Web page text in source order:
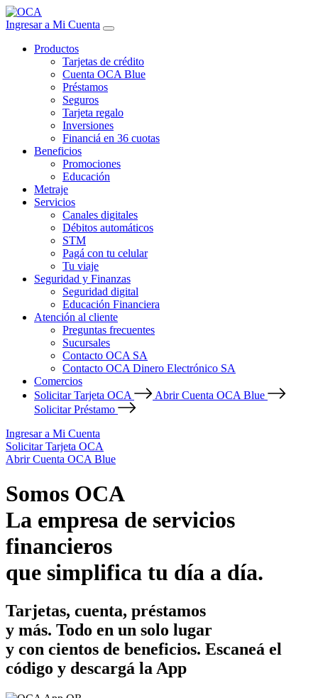
Ingresar a Mi Cuenta
Productos
Tarjetas de crédito
Cuenta OCA Blue
Préstamos
Seguros
Tarjeta regalo
Inversiones
Financiá en 36 cuotas
Beneficios
Promociones
Educación
Metraje
Servicios
Canales digitales
Débitos automáticos
STM
Pagá con tu celular
Tu viaje
Seguridad y Finanzas
Seguridad digital
Educación Financiera
Atención al cliente
Preguntas frecuentes
Sucursales
Contacto OCA SA
Contacto OCA Dinero Electrónico SA
Comercios
Solicitar Tarjeta OCA
Abrir Cuenta OCA Blue
Solicitar Préstamo
Ingresar a Mi Cuenta
Solicitar Tarjeta OCA
Abrir Cuenta OCA Blue
Somos OCA
La empresa de servicios
financieros
que simplifica tu día a día.
Tarjetas, cuenta, préstamos
y más. Todo en un solo lugar
y con cientos de beneficios. Escaneá el
código y descargá la App